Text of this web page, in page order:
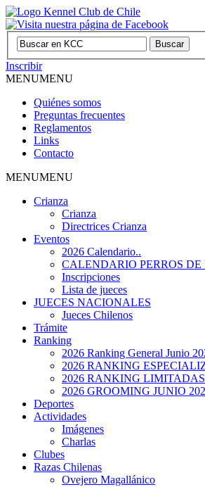
Inscribir
MENUMENU
Quiénes somos
Preguntas frecuentes
Reglamentos
Links
Contacto
MENUMENU
Crianza
Crianza
Directrices Crianza
Eventos
2026 Calendario..
CALENDARIO PERROS DE
Inscripciones
Lista de jueces
JUECES NACIONALES
Jueces Chilenos
Trámite
Ranking
2026 Ranking General Junio
2026 RANKING
2026 RANKING
2026 GROOMING JUNIO
Deportes
Actividades
Imágenes
Charlas
Clubes
Razas Chilenas
Ovejero Magallánico